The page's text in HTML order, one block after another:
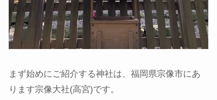
まず始めにご紹介する神社は、福岡県宗像市にあ
ります宗像大社(高宮)です。